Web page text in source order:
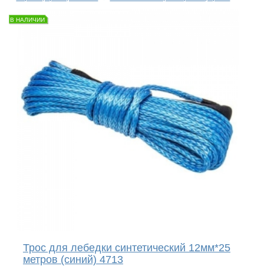
В НАЛИЧИИ
Трос для лебедки синтетический 12мм*25
метров (синий) 4713